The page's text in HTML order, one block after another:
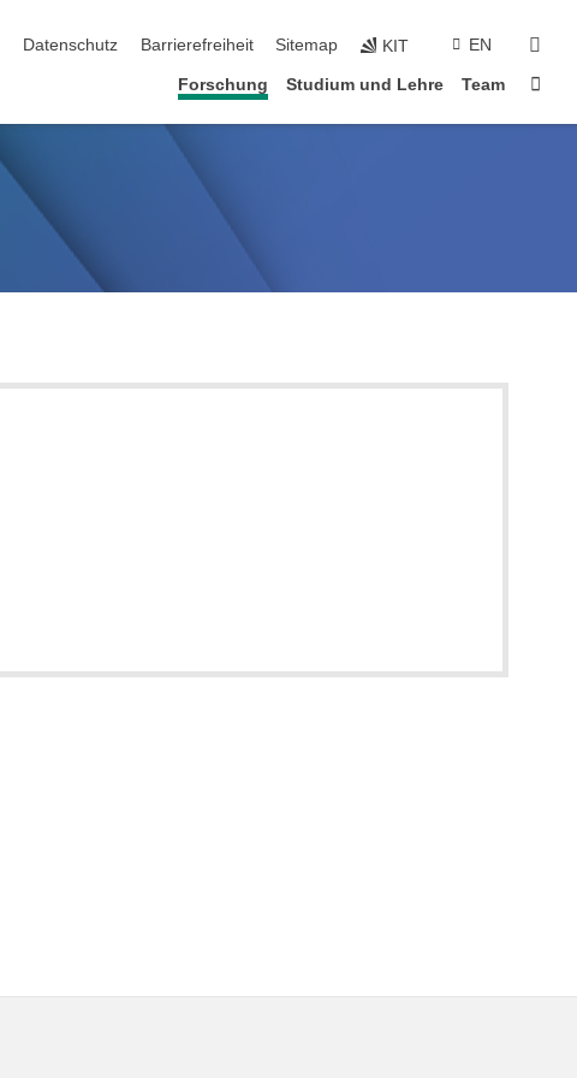
Datenschutz Barrierefreiheit Sitemap KIT EN
Forschung Studium und Lehre Team